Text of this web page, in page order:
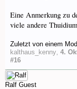
Eine Anmerkung zu
viele andere
Zuletzt von einem
kalthaus_kenny, 4.
#16
Ralf Guest